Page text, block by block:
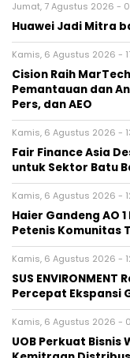
Jumat, 7 Agustus 2026 -
Huawei Jadi Mitra
Kamis, 6 Agustus 2026 -
Cision Raih
Pemantauan dan
Pers, dan AEO
Kamis, 6 Agustus 2026 -
Fair Finance Asia
untuk Sektor Batu
Kamis, 6 Agustus 2026 -
Haier Gandeng AO
Petenis Komunitas
Kamis, 6 Agustus 2026 -
SUS
Percepat Ekspansi
Kamis, 6 Agustus 2026 -
UOB Perkuat